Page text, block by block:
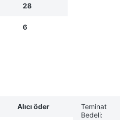
28
6
Alıcı öder
Teminat
Bedeli: